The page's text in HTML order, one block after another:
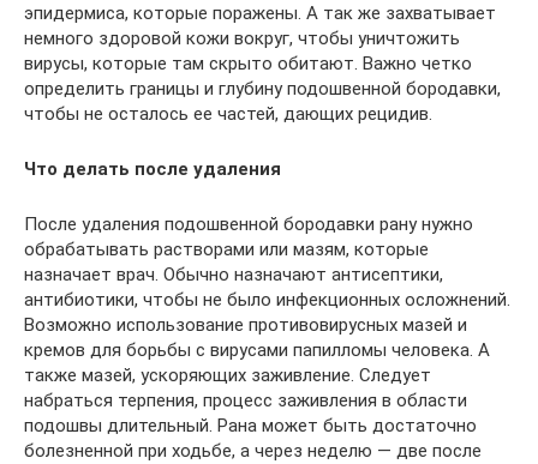
эпидермиса, которые поражены. А так же захватывает
немного здоровой кожи вокруг, чтобы уничтожить
вирусы, которые там скрыто обитают. Важно четко
определить границы и глубину подошвенной бородавки,
чтобы не осталось ее частей, дающих рецидив.
Что делать после удаления
После удаления подошвенной бородавки рану нужно
обрабатывать растворами или мазям, которые
назначает врач. Обычно назначают антисептики,
антибиотики, чтобы не было инфекционных осложнений.
Возможно использование противовирусных мазей и
кремов для борьбы с вирусами папилломы человека. А
также мазей, ускоряющих заживление. Следует
набраться терпения, процесс заживления в области
подошвы длительный. Рана может быть достаточно
болезненной при ходьбе, а через неделю — две после